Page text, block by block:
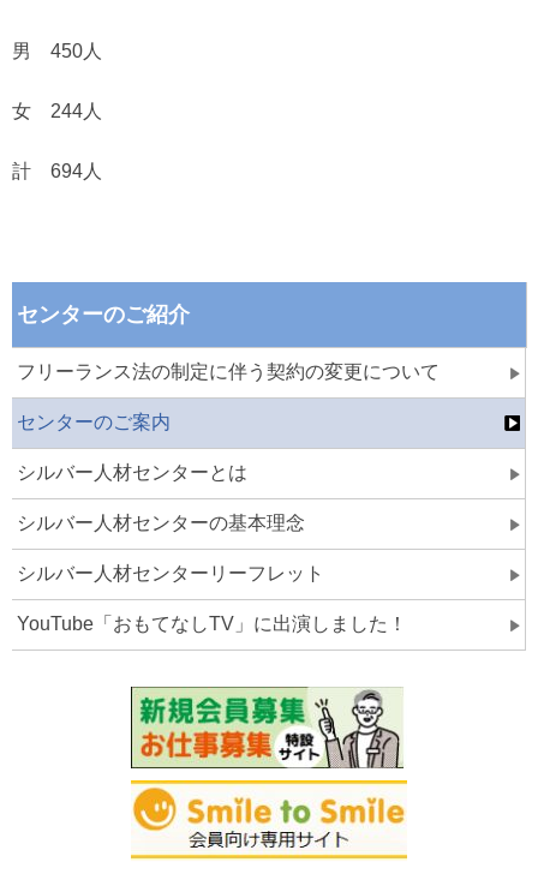
男 450 人
女 244人
計 694人
センターのご紹介
フリーランス法の制定に伴う契約の変更について
センターのご案内
シルバー人材センターとは
シルバー人材センターの基本理念
シルバー人材センターリーフレット
YouTube「おもてなしTV」に出演しました！